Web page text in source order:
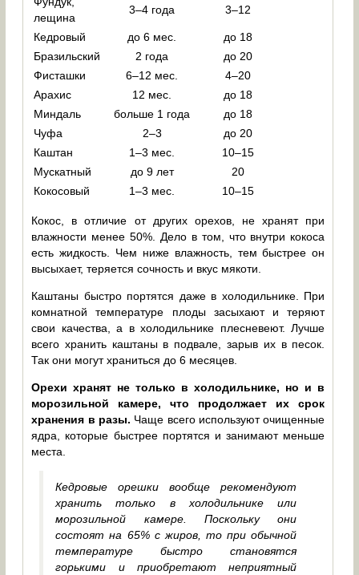
лещина
3–4 года 3–12
Кедровый до 6 мес.
до 18
Бразильский
2 года
до 20
Фисташки
6–12 мес.
4–20
Арахис
12 мес.
до 18
Миндаль
больше 1 года
до 18
Чуфа
2–3
до 20
Каштан
1–3 мес.
10–15
Мускатный
до 9 лет
20
Кокосовый
1–3 мес. 10–15
Кокос, в отличие от других орехов, не хранят при
влажности менее 50%. Дело в том, что внутри кокоса
есть жидкость. Чем ниже влажность, тем быстрее он
высыхает, теряется сочность и вкус мякоти.
Каштаны быстро портятся даже в холодильнике. При
комнатной температуре плоды засыхают и теряют
свои качества, а в холодильнике плесневеют. Лучше
всего хранить каштаны в подвале, зарыв их в песок.
Так они могут храниться до 6 месяцев.
Орехи хранят не только в холодильнике, но и в
морозильной камере, что продолжает их срок
хранения в разы. Чаще всего используют очищенные
ядра, которые быстрее портятся и занимают меньше
места.
Кедровые орешки вообще рекомендуют
хранить только в холодильнике или
морозильной камере. Поскольку они
состоят на 65% с жиров, то при обычной
температуре быстро становятся
горькими и приобретают неприятный